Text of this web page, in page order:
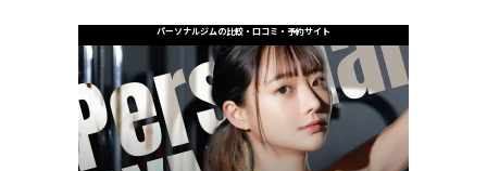
パーソナルジムの比較・口コミ・予約サイト